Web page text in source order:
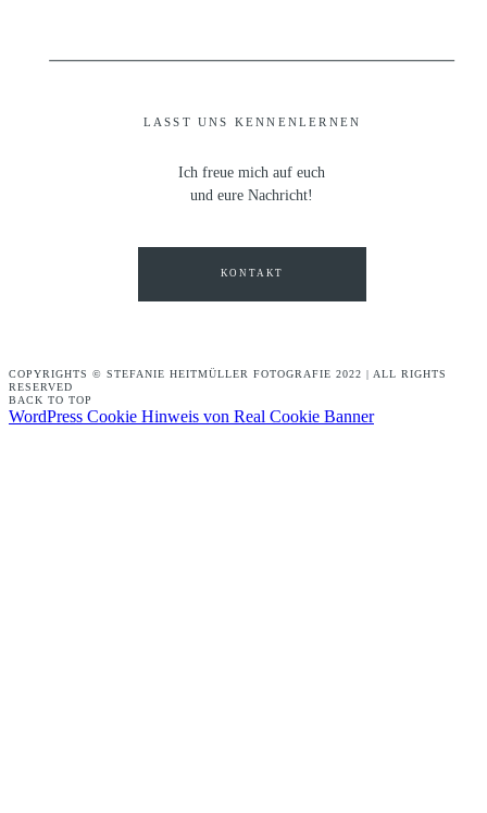
LASST UNS KENNENLERNEN
Ich freue mich auf euch
und eure Nachricht!
KONTAKT
COPYRIGHTS © STEFANIE HEITMÜLLER FOTOGRAFIE 2022 | ALL RIGHTS
RESERVED
BACK TO TOP
WordPress Cookie Hinweis von Real Cookie Banner